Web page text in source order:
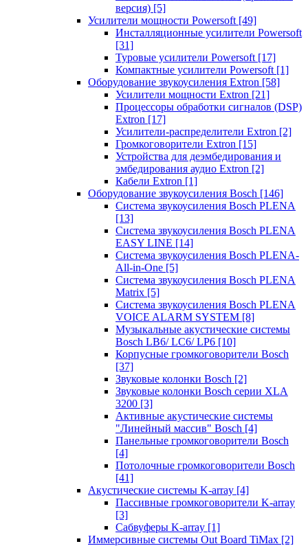
версия) [5]
Усилители мощности Powersoft [49]
Инсталляционные усилители Powersoft
[31]
Туровые усилители Powersoft [17]
Компактные усилители Powersoft [1]
Оборудование звукоусиления Extron [58]
Усилители мощности Extron [21]
Процессоры обработки сигналов (DSP)
Extron [17]
Усилители-распределители Extron [2]
Громкоговорители Extron [15]
Устройства для деэмбедирования и
эмбедирования аудио Extron [2]
Кабели Extron [1]
Оборудование звукоусиления Bosch [146]
Система звукоусиления Bosch PLENA
[13]
Система звукоусиления Bosch PLENA
EASY LINE [14]
Система звукоусиления Bosch PLENA-
All-in-One [5]
Система звукоусиления Bosch PLENA
Matrix [5]
Система звукоусиления Bosch PLENA
VOICE ALARM SYSTEM [8]
Музыкальные акустические системы
Bosch LB6/ LC6/ LP6 [10]
Корпусные громкоговорители Bosch
[37]
Звуковые колонки Bosch [2]
Звуковые колонки Bosch серии XLA
3200 [3]
Активные акустические системы
"Линейный массив" Bosch [4]
Панельные громкоговорители Bosch
[4]
Потолочные громкоговорители Bosch
[41]
Акустические системы K-array [4]
Пассивные громкоговорители K-array
[3]
Сабвуферы K-array [1]
Иммерсивные системы Out Board TiMax [2]